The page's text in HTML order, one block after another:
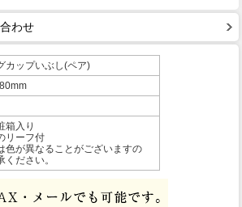
わせ
カップいぶし(ペア)
箱入り
リーフ付
色が異なることがございますの
ください。